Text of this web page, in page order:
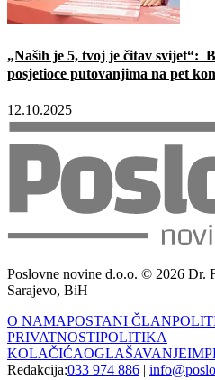
„Naših je 5, tvoj je čitav svijet“:
posjetioce putovanjima na pet
12.10.2025
Poslovne novine d.o.o. © 2026 Dr.
Sarajevo, BiH
O NAMAPOSTANI ČLAN
PRIVATNOSTIPOLITIKA
KOLAČIĆAOGLAŠAVANJE
Redakcija:033 974 886 |